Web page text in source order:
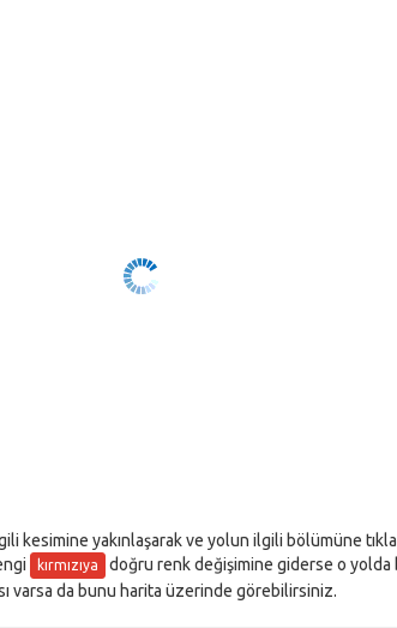
kesimine yakınlaşarak ve yolun ilgili bölümüne
kırmızıya
doğru renk değişimine giderse o yolda
varsa da bunu harita üzerinde görebilirsiniz.